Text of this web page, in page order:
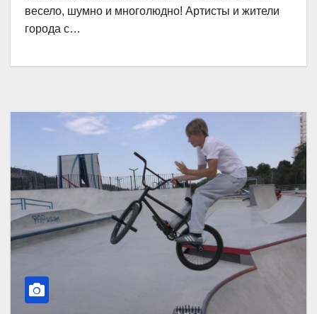
весело, шумно и многолюдно! Артисты и жители
города с…